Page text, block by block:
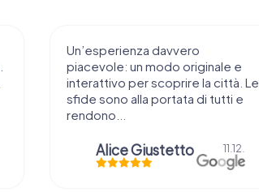
Un’esperienza davvero
piacevole: un modo originale e
interattivo per scoprire la città. Le
sfide sono alla portata di tutti e
rendono...
Alice Giustetto 11.12.